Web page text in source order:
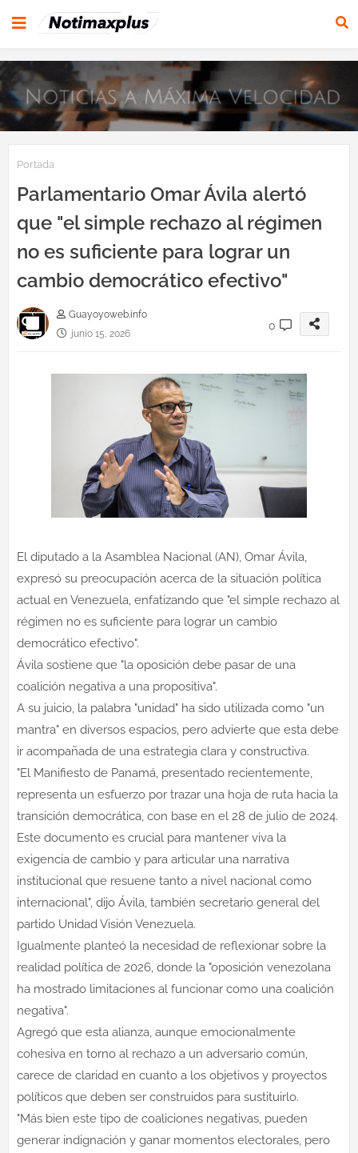
Portada
Parlamentario Omar Ávila alertó
que "el simple rechazo al régimen
no es suficiente para lograr un
cambio democrático efectivo"
Guayoyoweb.info
junio 15, 2026
0
El diputado a la Asamblea Nacional (AN), Omar Ávila,
expresó su preocupación acerca de la situación política
actual en Venezuela, enfatizando que "el simple rechazo al
régimen no es suficiente para lograr un cambio
democrático efectivo".
Ávila sostiene que "la oposición debe pasar de una
coalición negativa a una propositiva".
A su juicio, la palabra "unidad" ha sido utilizada como "un
mantra" en diversos espacios, pero advierte que esta debe
ir acompañada de una estrategia clara y constructiva.
"El Manifiesto de Panamá, presentado recientemente,
representa un esfuerzo por trazar una hoja de ruta hacia la
transición democrática, con base en el 28 de julio de 2024.
Este documento es crucial para mantener viva la
exigencia de cambio y para articular una narrativa
institucional que resuene tanto a nivel nacional como
internacional", dijo Ávila, también secretario general del
partido Unidad Visión Venezuela.
Igualmente planteó la necesidad de reflexionar sobre la
realidad política de 2026, donde la "oposición venezolana
ha mostrado limitaciones al funcionar como una coalición
negativa".
Agregó que esta alianza, aunque emocionalmente
cohesiva en torno al rechazo a un adversario común,
carece de claridad en cuanto a los objetivos y proyectos
políticos que deben ser construidos para sustituirlo.
"Más bien este tipo de coaliciones negativas, pueden
generar indignación y ganar momentos electorales, pero